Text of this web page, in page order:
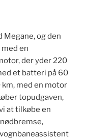
Megane, og den
en
der yder 220
et batteri på 60
med en motor
topudgaven,
at tilkøbe en